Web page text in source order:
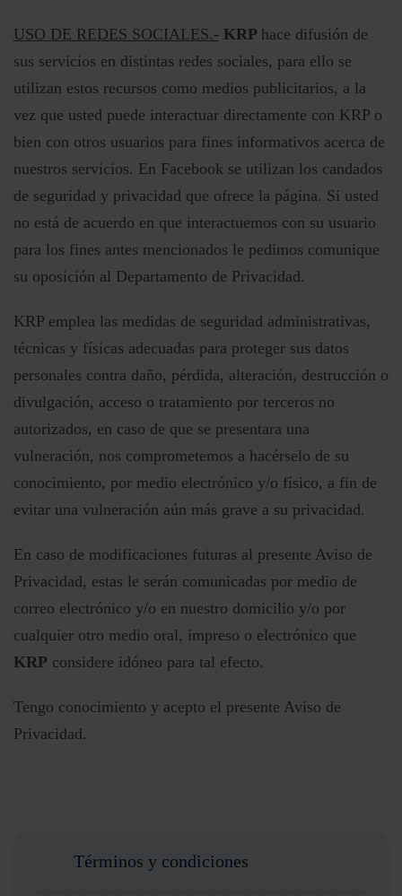
Términos y condiciones
USO DE REDES SOCIALES.- KRP hace difusión de
sus servicios en distintas redes sociales, para ello se
utilizan estos recursos como medios publicitarios, a la
vez que usted puede interactuar directamente con KRP o
bien con otros usuarios para fines informativos acerca de
nuestros servicios. En Facebook se utilizan los candados
de seguridad y privacidad que ofrece la página. Si usted
no está de acuerdo en que interactuemos con su usuario
para los fines antes mencionados le pedimos comunique
su oposición al Departamento de Privacidad.
KRP emplea las medidas de seguridad administrativas,
técnicas y físicas adecuadas para proteger sus datos
personales contra daño, pérdida, alteración, destrucción o
divulgación, acceso o tratamiento por terceros no
autorizados, en caso de que se presentara una
vulneración, nos comprometemos a hacérselo de su
conocimiento, por medio electrónico y/o físico, a fin de
evitar una vulneración aún más grave a su privacidad.
En caso de modificaciones futuras al presente Aviso de
Privacidad, estas le serán comunicadas por medio de
correo electrónico y/o en nuestro domicilio y/o por
cualquier otro medio oral, impreso o electrónico que
KRP considere idóneo para tal efecto.
Tengo conocimiento y acepto el presente Aviso de
Privacidad.